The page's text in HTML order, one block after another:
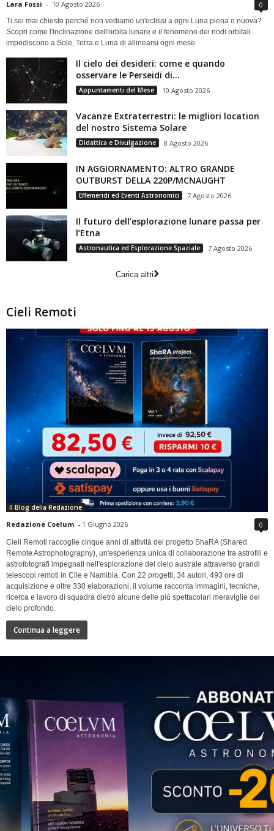
Lara Fossi - 10 Agosto 2026 0
Ti sei mai chiesto perché non vediamo un'eclissi a ogni Luna piena o nuova?
Scopri come l'inclinazione dell'orbita lunare e il fenomeno dei nodi orbitali
impediscono a Sole, Terra e Luna di allinearsi ogni mese
Il cielo dei desideri: come e quando
osservare le Perseidi di...
Appuntamenti del Mese 10 Agosto 2026
Vacanze Extraterrestri: le migliori location
del nostro Sistema Solare
Didattica e Divulgazione 8 Agosto 2026
IN AGGIORNAMENTO: ALTRO GRANDE
OUTBURST DELLA 220P/MCNAUGHT
Effemeridi ed Eventi Astronomici 7 Agosto 2026
Il futuro dell’esplorazione lunare passa per
l’Etna
Astronautica ed Esplorazione Spaziale 7 Agosto 2026
Carica altri
Cieli Remoti
Il Blog della Redazione
Redazione Coelum - 1 Giugno 2026 0
Cieli Remoti raccoglie cinque anni di attività del progetto ShaRA (Shared
Remote Astrophotography), un'esperienza unica di collaborazione tra astrofili e
astrofotografi impegnati nell'esplorazione del cielo australe attraverso grandi
telescopi remoti in Cile e Namibia. Con 22 progetti, 34 autori, 493 ore di
acquisizione e oltre 330 elaborazioni, il volume racconta immagini, tecniche,
ricerca e lavoro di squadra dietro alcune delle più spettacolari meraviglie del
cielo profondo.
Continua a leggere